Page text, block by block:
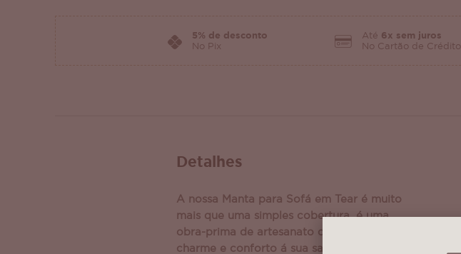
5% de desconto
No Pix
Até 6x sem juros
No Cartão de Crédito
Detalhes
A nossa Manta para Sofá em Tear é muito
mais que uma simples cobertura, é uma
obra-prima de artesanato que adiciona
charme e conforto á sua sala de estar. Cada